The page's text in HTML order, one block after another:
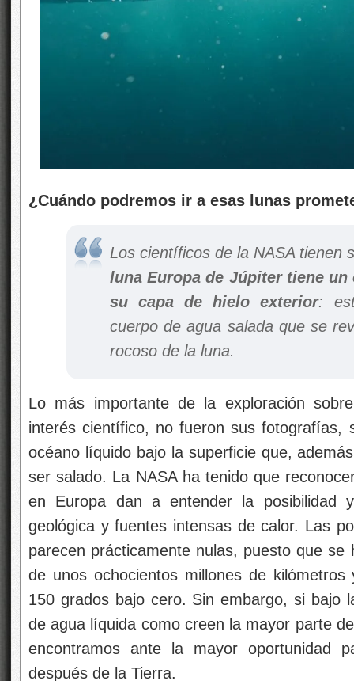
¿Cuándo podremos ir a esas lunas
Los científicos de la NASA tienen
luna Europa de Júpiter tiene
su capa de hielo exterior:
cuerpo de agua salada que se
rocoso de la luna.
Lo más importante de la exploración
interés científico, no fueron sus fotografías,
océano líquido bajo la superficie que,
ser salado. La NASA ha tenido que
en Europa dan a entender la posibilidad
geológica y fuentes intensas de calor. Las
parecen prácticamente nulas, puesto que
de unos ochocientos millones de
150 grados bajo cero. Sin embargo, si bajo
de agua líquida como creen la mayor parte
encontramos ante la mayor oportunidad
después de la Tierra.